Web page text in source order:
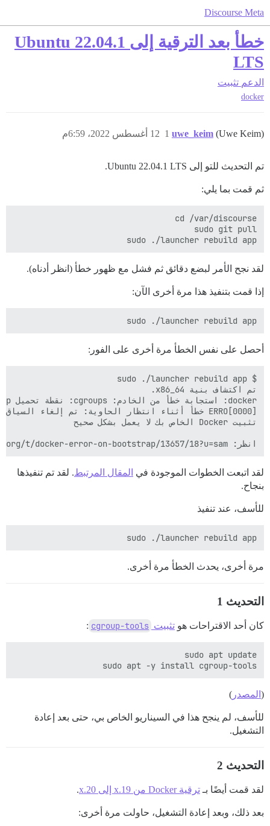
Discourse Meta
خطأ بعد الترقية إلى Ubuntu 22.04.1
LTS
الدعم تثبيت
docker
uwe_keim (Uwe Keim) 12 أغسطس 2022، 6:59م 1
تم التحديث للتو إلى Ubuntu 22.04.1 LTS.
ثم قمت بما يلي:
sudo ./launcher rebuild app
لقد نجح الأمر لبضع دقائق ثم فشل مع ظهور خطأ (انظر أدناه).
إذا قمت بتنفيذ هذا مرة أخرى الآن:
sudo ./launcher rebuild app
أحصل على نفس الخطأ مرة أخرى على الفور:
انظر: https://meta.discourse.org/t/docker-error-on-bootstrap/13657/18?u=sam
لقد اتبعت الخطوات الموجودة في المقال المرتبط. لقد تم تنفيذها
بنجاح.
للأسف، عند تنفيذ
sudo ./launcher rebuild app
مرة أخرى، يحدث الخطأ مرة أخرى.
التحديث 1
كان أحد الاقتراحات هو تثبيت cgroup-tools
:
sudo apt -y install cgroup-tools
( المصدر )
للأسف، لم ينجح هذا في السيناريو الخاص بي، حتى بعد إعادة
التشغيل.
التحديث 2
لقد قمت أيضًا بـ ترقية Docker من 19.x إلى 20.x .
بعد ذلك، وبعد إعادة التشغيل، حاولت مرة أخرى: